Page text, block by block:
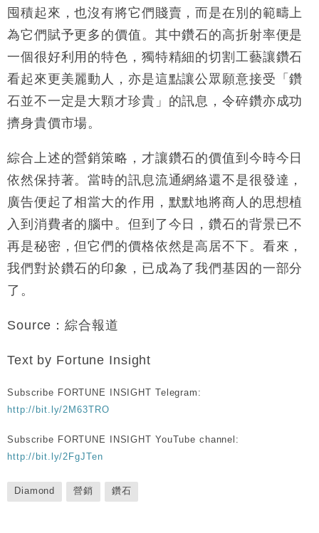
囤積起來，也沒有將它們賤賣，而是在別的範疇上
為它們賦予更多的價值。其中鑽石的高折射率便是
一個很好利用的特色，獨特精細的切割工藝讓鑽石
看起來更美麗動人，亦是這點讓公眾願意接受「鑽
石並不一定是大顆才珍貴」的訊息，令碎鑽亦成功
擠身貴價市場。
綜合上述的營銷策略，才讓鑽石的價值到今時今日
依然保持著。當時的訊息流通網絡還不是很發達，
廣告便起了相當大的作用，默默地將商人的思想植
入到消費者的腦中。但到了今日，鑽石的背景已不
再是秘密，但它們的價格依然是高居不下。看來，
我們對於鑽石的印象，已成為了我們基因的一部分
了。
Source：綜合報道
Text by Fortune Insight
Subscribe FORTUNE INSIGHT Telegram:
http://bit.ly/2M63TRO
Subscribe FORTUNE INSIGHT YouTube channel:
http://bit.ly/2FgJTen
Diamond 營銷 鑽石